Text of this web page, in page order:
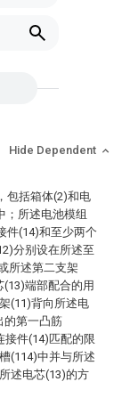
Hide Dependent
包括箱体(2)和电
；所述电池模组
件(14)和至少两个
分别设在所述至
所述第二支架
端部配合的用
(11)背向所述电
的第一凸筋
接件(14)匹配的限
(114)中并与所述
述电芯(13)的方